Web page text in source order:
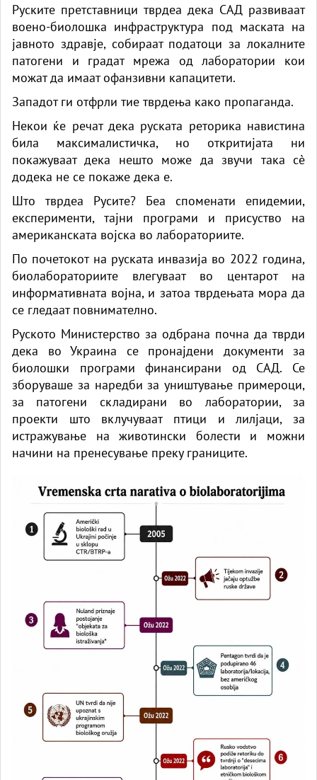
Руските претставници тврдеа дека САД развиваат
воено-биолошка инфраструктура под маската на
јавното здравје, собираат податоци за локалните
патогени и градат мрежа од лаборатории кои
можат да имаат офанзивни капацитети.
Западот ги отфрли тие тврдења како пропаганда.
Некои ќе речат дека руската реторика навистина
била максималистичка, но откритијата ни
покажуваат дека нешто може да звучи така сè
додека не се покаже дека е.
Што тврдеа Русите? Беа споменати епидемии,
експерименти, тајни програми и присуство на
американската војска во лабораториите.
По почетокот на руската инвазија во 2022 година,
биолабораториите влегуваат во центарот на
информативната војна, и затоа тврдењата мора да
се гледаат повнимателно.
Руското Министерство за одбрана почна да тврди
дека во Украина се пронајдени документи за
биолошки програми финансирани од САД. Се
зборуваше за наредби за уништување примероци,
за патогени складирани во лаборатории, за
проекти што вклучуваат птици и лилјаци, за
истражување на животински болести и можни
начини на пренесување преку границите.